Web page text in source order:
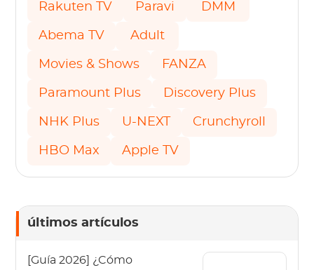
Rakuten TV Paravi DMM
Abema TV Adult
Movies & Shows FANZA
Paramount Plus Discovery Plus
NHK Plus U-NEXT Crunchyroll
HBO Max Apple TV
últimos artículos
[Guía 2026] ¿Cómo